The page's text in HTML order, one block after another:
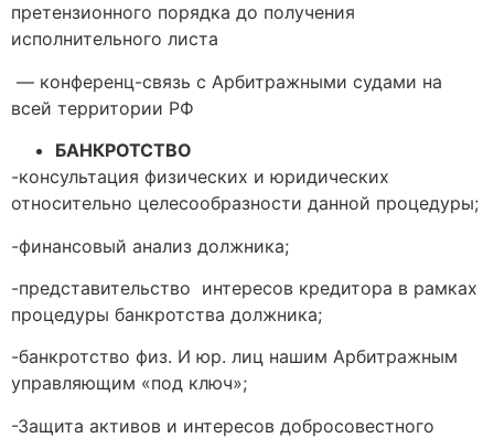
претензионного порядка до получения
исполнительного листа
— конференц-связь с Арбитражными судами на
всей территории РФ
БАНКРОТСТВО
-консультация физических и юридических
относительно целесообразности данной процедуры;
-финансовый анализ должника;
-представительство интересов кредитора в рамках
процедуры банкротства должника;
-банкротство физ. И юр. лиц нашим Арбитражным
управляющим «под ключ»;
-Защита активов и интересов добросовестного